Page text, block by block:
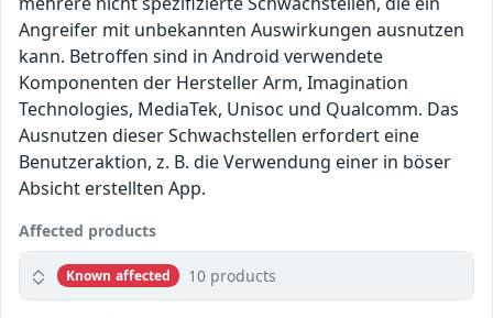
Angreifer mit unbekannten Auswirkungen ausnutzen
kann. Betroffen sind in Android verwendete
Komponenten der Hersteller Arm, Imagination
Technologies, MediaTek, Unisoc und Qualcomm. Das
Ausnutzen dieser Schwachstellen erfordert eine
Benutzeraktion, z. B. die Verwendung einer in böser
Absicht erstellten App.
Affected products
Known affected 10 products